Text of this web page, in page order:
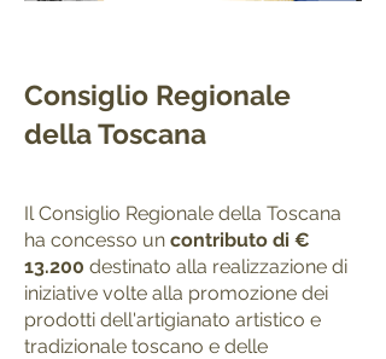
Consiglio Regionale
della Toscana
Il Consiglio Regionale della Toscana
ha concesso un contributo di €
13.200 destinato alla realizzazione di
iniziative volte alla promozione dei
prodotti dell'artigianato artistico e
tradizionale toscano e delle